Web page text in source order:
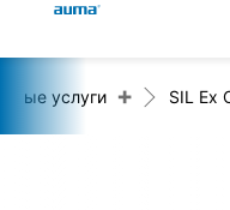
Продукция
Global
Поиск
услуги + SIL Ex